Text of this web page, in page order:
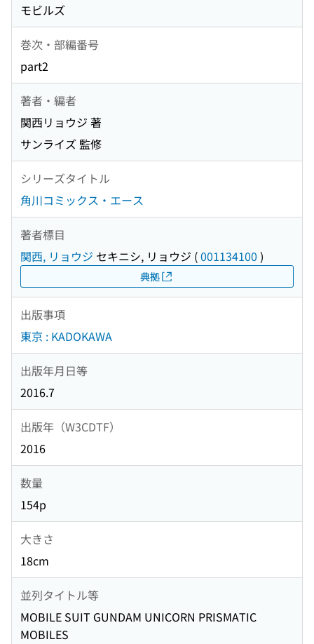
モビルズ
巻次・部編番号
part2
著者・編者
関西リョウジ 著
サンライズ 監修
シリーズタイトル
角川コミックス・エース
著者標目
関西, リョウジ セキニシ, リョウジ (001134100 )
典拠
出版事項
東京 : KADOKAWA
出版年月日等
2016.7
出版年（W3CDTF）
2016
数量
154p
大きさ
18cm
並列タイトル等
MOBILE SUIT GUNDAM UNICORN PRISMATIC
MOBILES